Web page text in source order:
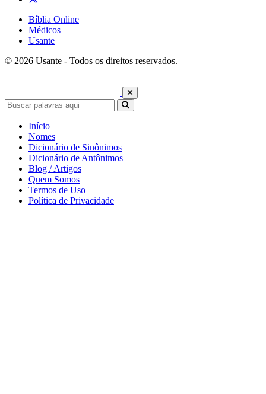
Bíblia Online
Médicos
Usante
© 2026 Usante - Todos os direitos reservados.
Início
Nomes
Dicionário de Sinônimos
Dicionário de Antônimos
Blog / Artigos
Quem Somos
Termos de Uso
Política de Privacidade